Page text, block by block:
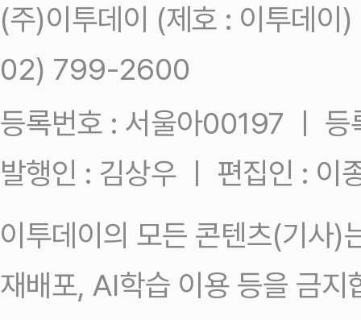
(주)이투데이 (제호 : 이투데
02) 799-2600
등록번호 : 서울아00197 ㅣ
발행인 : 김상우 ㅣ 편집인 : 이
이투데이의 모든 콘텐츠(기사)
재배포, AI학습 이용 등을 금지